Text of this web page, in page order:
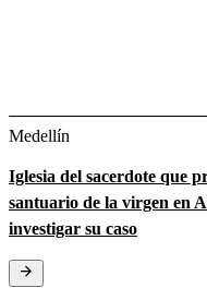
Medellín
Iglesia del sacerdote que
santuario de la virgen en
investigar su caso